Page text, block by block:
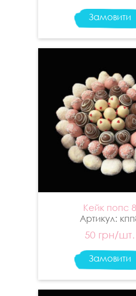
Замовити
Кейк попс 8
Артикул:
50 грн/шт.
Замовити